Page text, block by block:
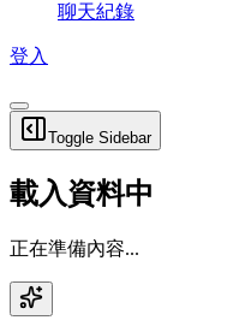
聊天紀錄
登入
Toggle Sidebar
載入資料中
正在準備內容...